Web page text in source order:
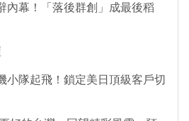
內幕！「落後群創」成最後稻
小隊起飛！鎖定美日頂級客戶切